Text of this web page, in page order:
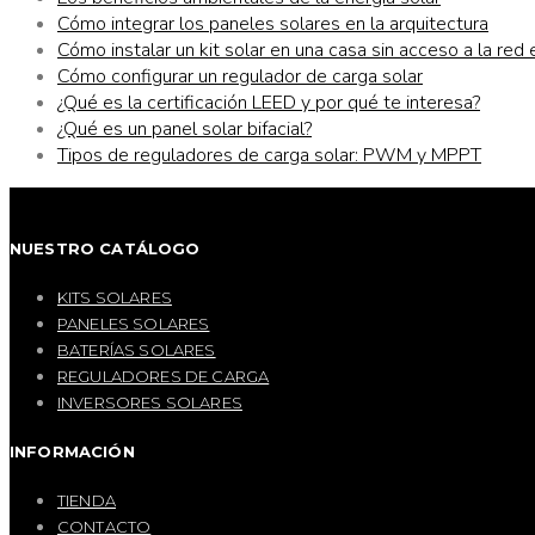
Cómo integrar los paneles solares en la arquitectura
Cómo instalar un kit solar en una casa sin acceso a la red
Cómo configurar un regulador de carga solar
¿Qué es la certificación LEED y por qué te interesa?
¿Qué es un panel solar bifacial?
Tipos de reguladores de carga solar: PWM y MPPT
NUESTRO CATÁLOGO
KITS SOLARES
PANELES SOLARES
BATERÍAS SOLARES
REGULADORES DE CARGA
INVERSORES SOLARES
INFORMACIÓN
TIENDA
CONTACTO